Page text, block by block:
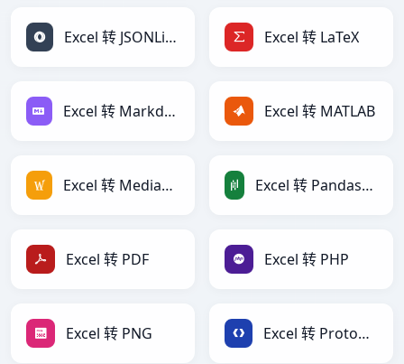
Excel 转 JSONLines Excel 转 LaTeX
Excel 转 Markdown Excel 转 MATLAB
Excel 转 MediaWiki Excel 转 PandasDataFrame
Excel 转 PDF Excel 转 PHP
Excel 转 PNG Excel 转 Protobuf